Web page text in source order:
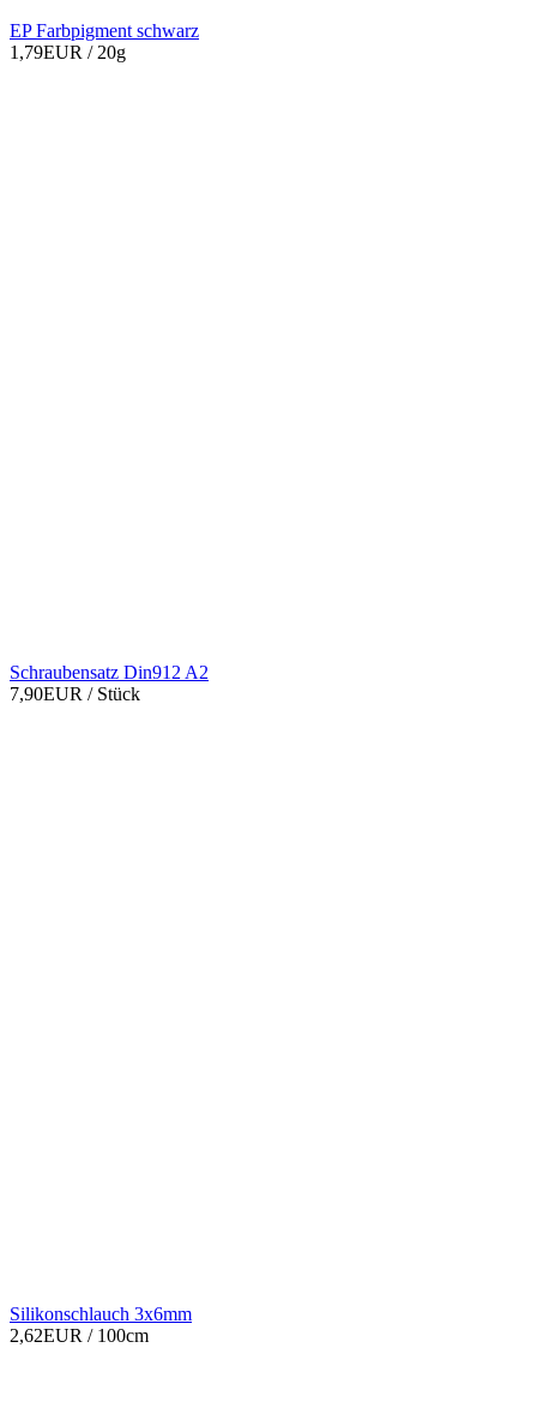
EP Farbpigment schwarz
1,79EUR / 20g
Schraubensatz Din912 A2
7,90EUR / Stück
Silikonschlauch 3x6mm
2,62EUR / 100cm